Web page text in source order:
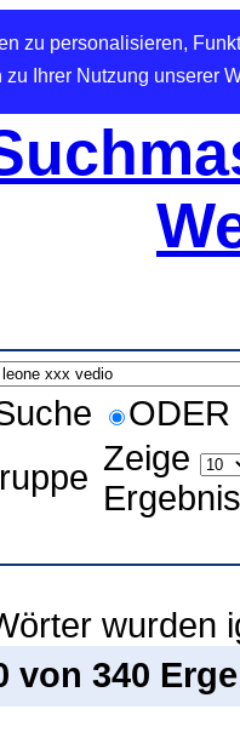
zu personalisieren,
Ihrer Nutzung unserer
ODER
Zeige
wurden
von 340